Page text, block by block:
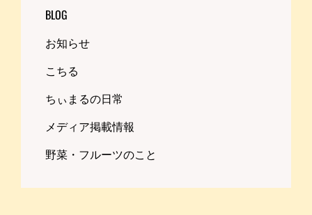
BLOG
お知らせ
こちる
ちぃまるの日常
メディア掲載情報
野菜・フルーツのこと